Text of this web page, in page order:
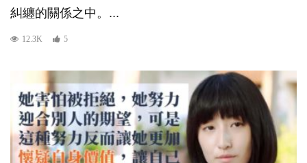
糾纏的關係之中。...
12.3K 5